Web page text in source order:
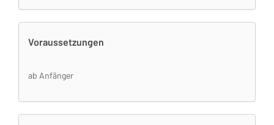
Voraussetzungen
ab Anfänger